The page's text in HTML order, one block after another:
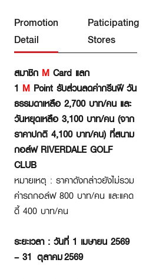
Promotion
Detail
Paticipating
Stores
สมาชิก M Card แลก
1 M Point รับส่วนลดค่ากรีนฟี วัน
ธรรมดาเหลือ 2,700 บาท/คน และ
วันหยุดเหลือ 3,100 บาท/คน (จาก
ราคาปกติ 4,100 บาท/คน) ที่สนาม
กอล์ฟ RIVERDALE GOLF
CLUB
หมายเหตุ : ราคาดังกล่าวยังไม่รวม
ค่ารถกอล์ฟ 800 บาท/คน และแคด
ดี้ 400 บาท/คน
ระยะเวลา : วันที่ 1 เมษายน 2569
– 31 ตุลาคม 2569